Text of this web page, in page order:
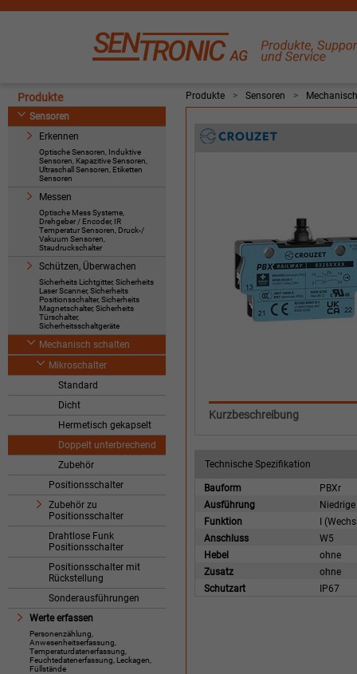
Produkte
Sensoren
Erkennen
Optische Sensoren, Induktive
Sensoren, Kapazitive Sensoren,
Ultraschall Sensoren, Etiketten
Sensoren
Messen
Optische Mess Systeme,
Drehgeber / Encoder, IR
Temperatur Sensoren, Druck-/
Vakuum Sensoren,
Staudruckschalter
Schützen, Überwachen
Sicherheits Lichtgitter, Sicherheits
Laser Scanner, Sicherheits
Positionsschalter, Sicherheits
Magnetschalter, Sicherheits
Türschalter,
Sicherheitsschaltgeräte
Mechanisch schalten
Mikroschalter
Standard
Dicht
Hermetisch gekapselt
Doppelt unterbrechend
Zubehör
Positionsschalter
Zubehör zu
Positionsschalter
Drahtlose Funk
Positionsschalter
Positionsschalter mit
Rückstellung
Sonderausführungen
Werte erfassen
Personenzählung,
Anwesenheitserfassung,
Temperaturdatenerfassung,
Feuchtedatenerfassung, Leckagen,
Füllstände
Produkte > Sensoren >
Kurzbeschreibung
Technische Spezifikation
Bauform
PBXr
Ausführung
Funktion
I
Anschluss
W5
Hebel
ohne
Zusatz
ohne
Schutzart
IP67